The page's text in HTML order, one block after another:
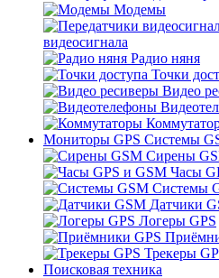
Модемы
видеосигнала
Радио няня
Точки
Видео
Мониторы GPS Системы
Сирены
Часы
Системы
Датчики
Логеры GPS
Трекеры
Поисковая техника